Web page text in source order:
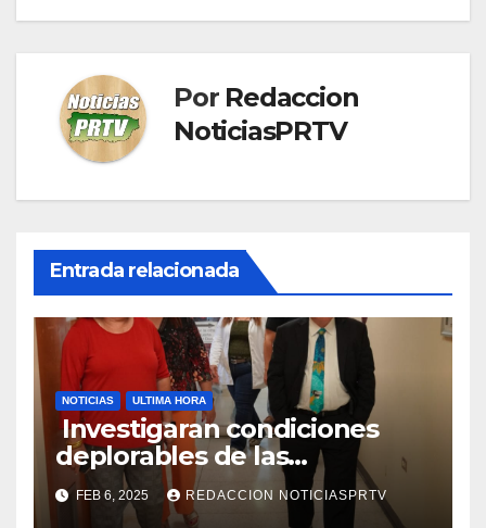
Por Redaccion
NoticiasPRTV
Entrada relacionada
NOTICIAS ULTIMA HORA
Investigaran condiciones
deplorables de las
facilidades el Departamento
de la Salud en Mayagüez
FEB 6, 2025 REDACCION NOTICIASPRTV